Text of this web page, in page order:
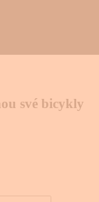
své bicykly